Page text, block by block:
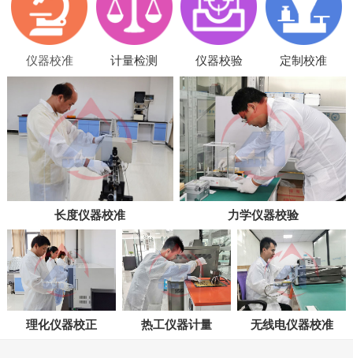
仪器校准 计量检测 仪器校验 定制校准
长度仪器校准 力学仪器校验
理化仪器校正 热工仪器计量 无线电仪器校准